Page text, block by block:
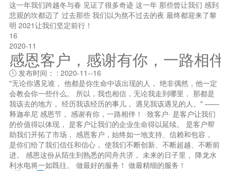
这一年我们跨越冬与春 见证了很多奇迹 这一年 那些曾让我们 感到
悲观的坎都迈了 过去那些 我们以为熬不过去的夜 最终都迎来了黎
明 2021让我们坚定前行！
16
2020-11
感恩客户，感谢有你，一路相伴
发布时间： : 2020-11--16
"无论你遇见谁， 他都是你生命中该出现的人， 绝非偶然，他一定
会教会你一些什么。 所以，我也相信，无论我走到哪里， 那都是
我该去的地方， 经历我该经历的事儿， 遇见我该遇见的人。" ——
释迦牟尼 感恩节， 感谢有你，一路相伴！ ·致客户· 是客户让我们
的价值得以体现， 是客户让我们的企业生命得以延续。 是客户帮
助我们开拓了市场， 感恩客户，始终如一地支持、信赖和包容，
是你们给了我们信任和信心， 使我们不断创新、不断超越、不断前
进。 感恩这份从陌生到熟悉的同舟共济， 未来的日子里， 降龙水
利水电将一如既往。 做最好的服务！ 做最精细的服务！